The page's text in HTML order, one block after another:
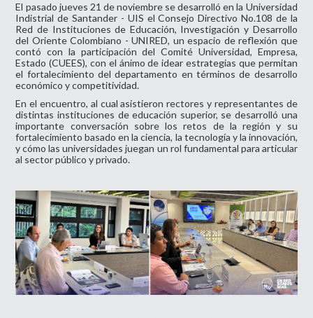
El pasado jueves 21 de noviembre se desarrolló en la Universidad
Indistrial de Santander - UIS el Consejo Directivo No.108 de la
Red de Instituciones de Educación, Investigación y Desarrollo
del Oriente Colombiano - UNIRED, un espacio de reflexión que
contó con la participación del Comité Universidad, Empresa,
Estado (CUEES), con el ánimo de idear estrategias que permitan
el fortalecimiento del departamento en términos de desarrollo
económico y competitividad.
En el encuentro, al cual asistieron rectores y representantes de
distintas instituciones de educación superior, se desarrolló una
importante conversación sobre los retos de la región y su
fortalecimiento basado en la ciencia, la tecnología y la innovación,
y cómo las universidades juegan un rol fundamental para articular
al sector público y privado.